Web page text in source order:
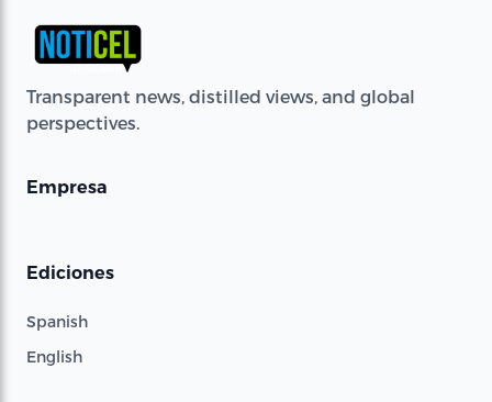
Transparent news, distilled views, and global
perspectives.
Empresa
Ediciones
Spanish
English